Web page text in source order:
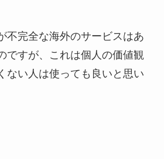
不完全な海外のサービスはあ
ですが、これは個人の価値観
ない人は使っても良いと思い